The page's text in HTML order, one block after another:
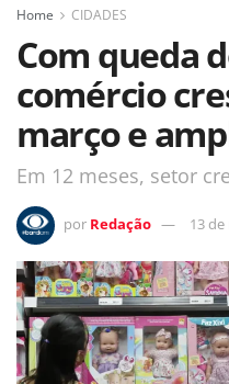
Home CIDADES
Com queda
comércio
março e
Em 12 meses, setor
por Redação 13